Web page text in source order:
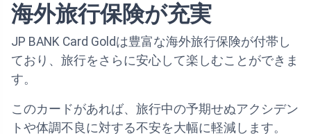
海外旅行保険が充実
JP BANK Card Goldは豊富な海外旅行保険が付帯し
ており、旅行をさらに安心して楽しむことができま
す。
このカードがあれば、旅行中の予期せぬアクシデン
トや体調不良に対する不安を大幅に軽減します。